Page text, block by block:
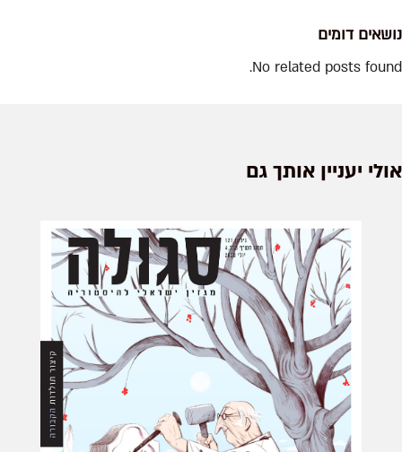
נושאים דומים
No related posts found.
אולי יעניין אותך גם